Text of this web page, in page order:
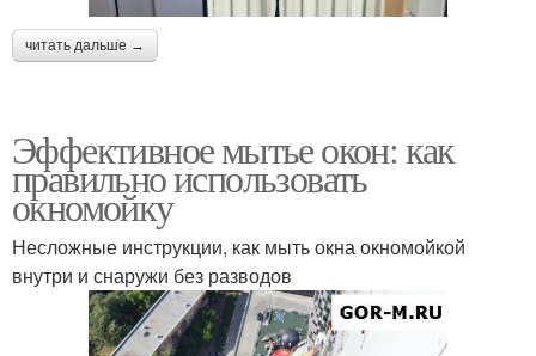
читать дальше →
Эффективное мытье окон: как
правильно использовать
окномойку
Несложные инструкции, как мыть окна окномойкой
внутри и снаружи без разводов